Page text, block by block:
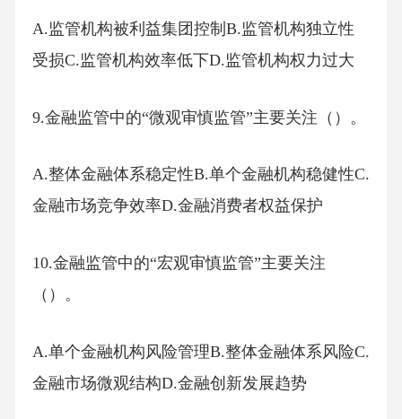
A.监管机构被利益集团控制B.监管机构独立性
受损C.监管机构效率低下D.监管机构权力过大
9.金融监管中的“微观审慎监管”主要关注（）。
A.整体金融体系稳定性B.单个金融机构稳健性C.
金融市场竞争效率D.金融消费者权益保护
10.金融监管中的“宏观审慎监管”主要关注
（）。
A.单个金融机构风险管理B.整体金融体系风险C.
金融市场微观结构D.金融创新发展趋势